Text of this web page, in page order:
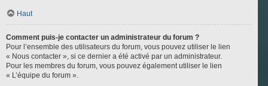
Haut
Comment puis-je contacter un administrateur du forum ?
Pour l’ensemble des utilisateurs du forum, vous pouvez utiliser le lien
« Nous contacter », si ce dernier a été activé par un administrateur.
Pour les membres du forum, vous pouvez également utiliser le lien
« L’équipe du forum ».